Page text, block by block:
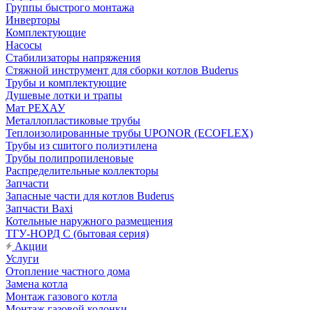
Группы быстрого монтажа
Инверторы
Комплектующие
Насосы
Стабилизаторы напряжения
Стяжной инструмент для сборки котлов Buderus
Трубы и комплектующие
Душевые лотки и трапы
Мат РЕХАУ
Металлопластиковые трубы
Теплоизолированные трубы UPONOR (ECOFLEX)
Трубы из сшитого полиэтилена
Трубы полипропиленовые
Распределительные коллекторы
Запчасти
Запасные части для котлов Buderus
Запчасти Baxi
Котельные наружного размещения
ТГУ-НОРД С (бытовая серия)
Акции
Услуги
Отопление частного дома
Замена котла
Монтаж газового котла